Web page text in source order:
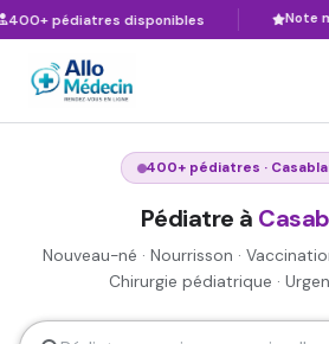
pédiatres disponibles Note
400+ pédiatres ·
Pédiatre à
Nouveau-né · Nourrisson ·
Chirurgie pédiatrique ·